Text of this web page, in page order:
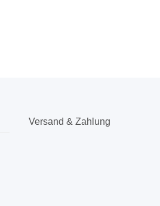
Versand & Zahlung